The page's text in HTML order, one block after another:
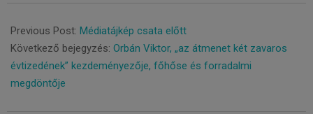
02-
01
Previous Post: Médiatájkép csata előtt
Következő bejegyzés: Orbán Viktor, „az átmenet két zavaros
évtizedének” kezdeményezője, főhőse és forradalmi
megdöntője